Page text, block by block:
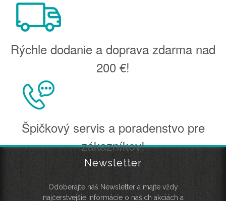
Rýchle dodanie a doprava zdarma nad
200 €!
Špičkový servis a poradenstvo pre
zákazníkov!
Newsletter
Odoberajte náš Newsletter a majte vždy
najčerstvejšie informácie o našich akciách a